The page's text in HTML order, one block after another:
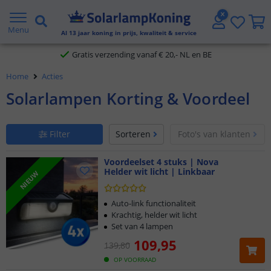
Menu Al 13 jaar koning in prijs, kwaliteit & service
2 jaar garantie
Gratis verzending vanaf € 20,- NL en BE
Voor 23:45 uur besteld, morgen in huis
Home Acties
Solarlampen Korting & Voordeel
Filter Sorteren Foto's van klanten
NIEUW
Voordeelset 4 stuks | Nova
Helder wit licht | Linkbaar
OP VOORRAAD
139,80 109,95
Auto-link functionaliteit
Krachtig, helder wit licht
Set van 4 lampen